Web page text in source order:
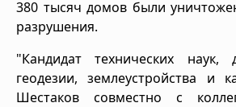
380 тысяч домов были
разрушения.
"Кандидат технических наук,
геодезии, землеустройства и
Шестаков совместно с